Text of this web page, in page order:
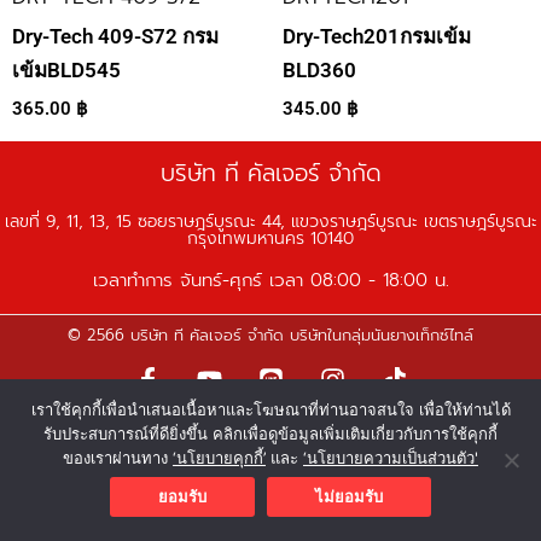
Dry-Tech 409-S72 กรม
เข้มBLD545
365.00 ฿
Dry-Tech201กรมเข้ม
BLD360
345.00 ฿
บริษัท ที คัลเจอร์ จำกัด
เลขที่ 9, 11, 13, 15 ซอยราษฎร์บูรณะ 44, แขวงราษฎร์บูรณะ เขตราษฎร์บูรณะ
กรุงเทพมหานคร 10140
เวลาทำการ จันทร์-ศุกร์ เวลา 08:00 - 18:00 น.
© 2566 บริษัท ที คัลเจอร์ จำกัด บริษัทในกลุ่มนันยางเท็กซ์ไทล์
F
a
c
e
b
o
o
Y
o
u
t
u
e
L
i
n
e
I
n
s
t
a
g
r
T
i
k
t
o
เราใช้คุกกี้เพื่อนำเสนอเนื้อหาและโฆษณาที่ท่านอาจสนใจ เพื่อให้ท่านได้
รับประสบการณ์ที่ดียิ่งขึ้น คลิกเพื่อดูข้อมูลเพิ่มเติมเกี่ยวกับการใช้คุกกี้
ของเราผ่านทาง ‘นโยบายคุกกี้’ และ ‘นโยบายความเป็นส่วนตัว'
ยอมรับ
ไม่ยอมรับ